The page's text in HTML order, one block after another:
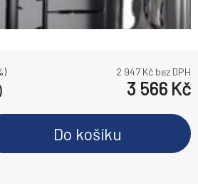
2 947 Kč bez DPH
3 566 Kč
Do košíku